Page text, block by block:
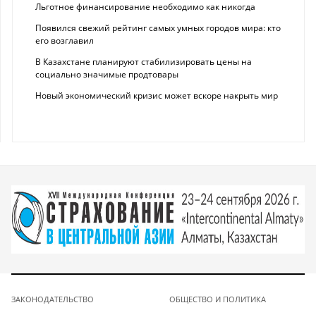
Льготное финансирование необходимо как никогда
Появился свежий рейтинг самых умных городов мира: кто
его возглавил
В Казахстане планируют стабилизировать цены на
социально значимые продтовары
Новый экономический кризис может вскоре накрыть мир
ЗАКОНОДАТЕЛЬСТВО
ОБЩЕСТВО И ПОЛИТИКА